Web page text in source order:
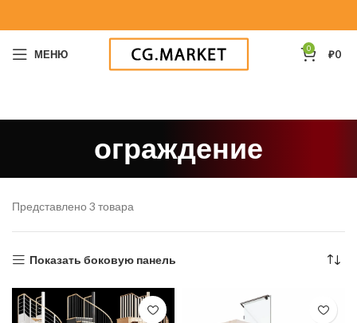
МЕНЮ 0 ₽0
ограждение
Представлено 3 товара
Показать боковую панель